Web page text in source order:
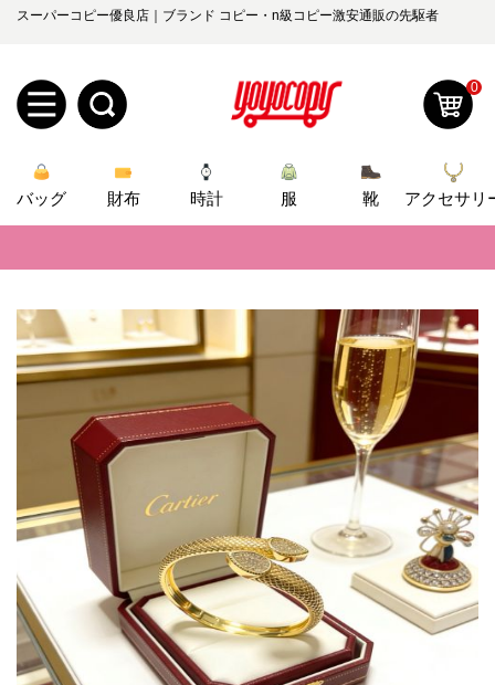
スーパーコピー優良店｜ブランド コピー・n級コピー激安通販の先駆者
規
ザ
ロ
ン
オ
ー
ー
理
お
ら
yoyocopys@gmail.com
2026人気特集
バッグ
財布
時計
ズボン
衣装セット
住まい用品
アクセサリー
ベルト
スカーフ
アイフォーンケ
小物
0
バッグ 財布 時計 服 靴
アクセサリ
📢 当店は正真正銘のn級スーパーコピーのみ取扱い。最高品質の再現度を
📢 2026春の新作続々更新中！期間中のご注文でお得な割引をご利用いただ
📢 新作入荷！ルイ・ヴィトンスーパーコピー バッグ最新モデルが登場。
📢 当店は正真正銘のn級スーパーコピーのみ取扱い。最高品質の再現度を
2026春の新作続々更新中！期間中のご注文でお得な割引をご利用いただ
新作入荷！ルイ・ヴィトンスーパーコピー バッグ最新モデルが登場。